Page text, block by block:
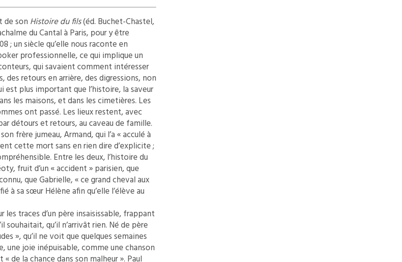
de son Histoire du fils(éd. Buchet-Chastel,
du Cantal à Paris, pour y être
; un siècle qu’elle nous raconte en
professionnelle, ce qui implique un
qui savaient comment intéresser
retours en arrière, des digressions, non
est plus important que l’histoire, la saveur
les maisons, et dans les cimetières. Les
ont passé. Les lieux restent, avec
détours et retours, au caveau de famille.
frère jumeau, Armand, qui l’a « acculé à
cette mort sans en rien dire d’explicite ;
Entre les deux, l’histoire du
fruit d’un « accident » parisien, que
que Gabrielle, « ce grand cheval aux
à sa sœur Hélène afin qu’elle l’élève au
les traces d’un père insaisissable, frappant
souhaitait, qu’il n’arrivât rien. Né de père
», qu’il ne voit que quelques semaines
une joie inépuisable, comme une chanson
de la chance dans son malheur ». Paul